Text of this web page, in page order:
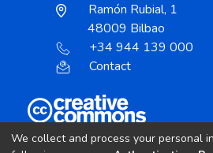
Ramón Rubial, 1
48009 Bilbao
+34 944 139 000
Contact
Unless otherwise noted, the
We collect and process your personal